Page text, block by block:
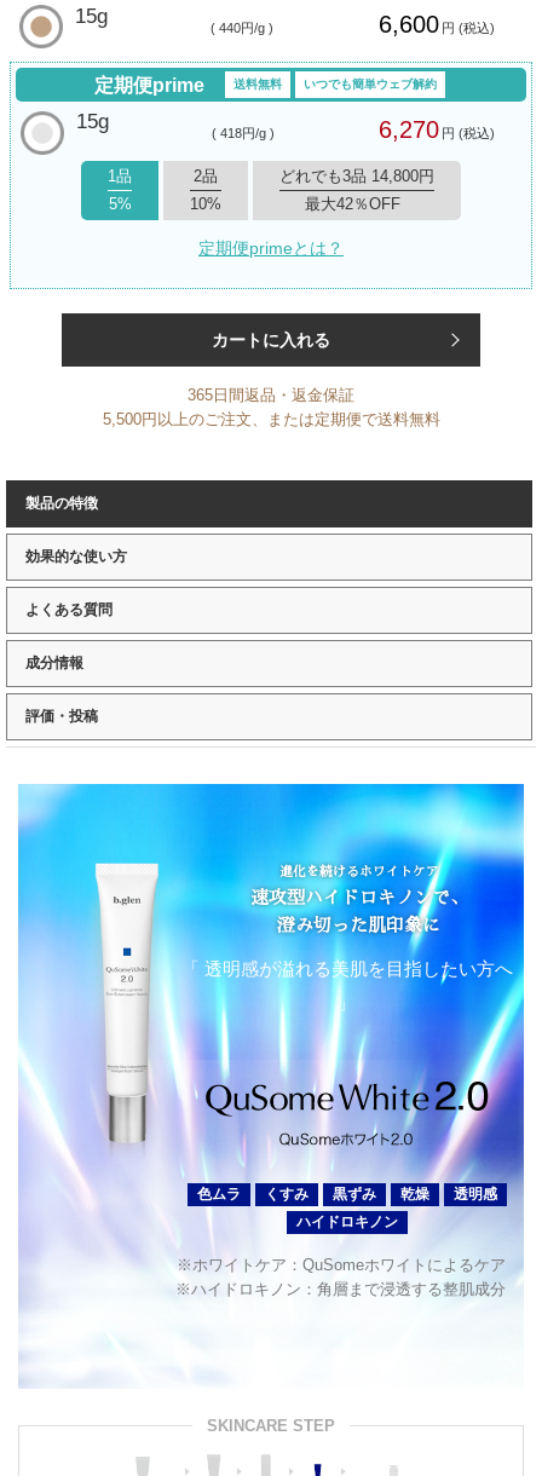
15g ( 440円/g ) 6,600 円 (税込)
定期便prime 送料無料 いつでも簡単ウェブ解約
15g ( 418円/g ) 6,270 円 (税込)
1品
5%
2品
10%
どれでも3品 14,800円
最大42％OFF
定期便primeとは？
カートに入れる
365日間返品・返金保証
5,500円以上のご注文、または定期便で送料無料
製品の特徴
効果的な使い方
よくある質問
成分情報
評価・投稿
進化を続けるホワイトケア
速攻型ハイドロキノンで、
澄み切った肌印象に
「 透明感が溢れる美肌を目指したい方へ
」
色ムラ くすみ 黒ずみ 乾燥
透明感
ハイドロキノン
※ホワイトケア：QuSomeホワイトによるケア
※ハイドロキノン：角層まで浸透する整肌成分
SKINCARE STEP